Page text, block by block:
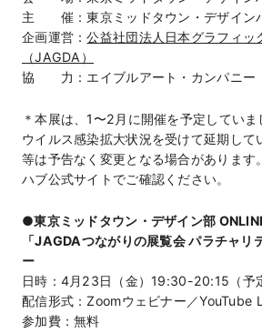
主 催：東京ミッドタウン・デザイン
企画運営：公益社団法人日本グラフィッ
（JAGDA）
協 力：エイブルアート・カンパニー
＊本展は、1〜2月に開催を予定してい
ウイルス感染拡大状況を受けて延期して
等は予告なく変更となる場合があります
ハブ公式サイトでご確認ください。
●東京ミッドタウン・デザイン部
「JAGDAつながりの展覧会 パラチャリ
ー
日時：4月23日（金）19:30-20:15（予
配信形式：Zoomウェビナー／YouTube
参加費：無料